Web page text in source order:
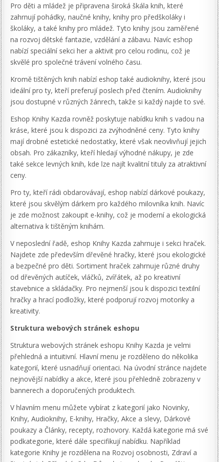
Pro děti a mládež je připravena široká škála knih, které
zahrnují pohádky, naučné knihy, knihy pro předškoláky i
školáky, a také knihy pro mládež. Tyto knihy jsou zaměřené
na rozvoj dětské fantazie, vzdělání a zábavu. Navíc eshop
nabízí speciální sekci her a aktivit pro celou rodinu, což je
skvělé pro společné trávení volného času.
Kromě tištěných knih nabízí eshop také audioknihy, které jsou
ideální pro ty, kteří preferují poslech před čtením. Audioknihy
jsou dostupné v různých žánrech, takže si každý najde to své.
Eshop Knihy Kazda rovněž poskytuje nabídku knih s vadou na
kráse, které jsou k dispozici za zvýhodněné ceny. Tyto knihy
mají drobné estetické nedostatky, které však neovlivňují jejich
obsah. Pro zákazníky, kteří hledají výhodné nákupy, je zde
také sekce levných knih, kde lze najít kvalitní tituly za atraktivní
ceny.
Pro ty, kteří rádi obdarovávají, eshop nabízí dárkové poukazy,
které jsou skvělým dárkem pro každého milovníka knih. Navíc
je zde možnost zakoupit e-knihy, což je moderní a ekologická
alternativa k tištěným knihám.
V neposlední řadě, eshop Knihy Kazda zahrnuje i sekci hraček.
Najdete zde především dřevěné hračky, které jsou ekologické
a bezpečné pro děti. Sortiment hraček zahrnuje různé druhy
od dřevěných autíček, vláčků, zvířátek, až po kreativní
stavebnice a skládačky. Pro nejmenší jsou k dispozici textilní
hračky a hrací podložky, které podporují rozvoj motoriky a
kreativity.
Struktura webových stránek eshopu
Struktura webových stránek eshopu Knihy Kazda je velmi
přehledná a intuitivní. Hlavní menu je rozděleno do několika
kategorií, které usnadňují orientaci. Na úvodní stránce najdete
nejnovější nabídky a akce, které jsou přehledně zobrazeny v
bannerech a doporučených produktech.
V hlavním menu můžete vybírat z kategorií jako Novinky,
Knihy, Audioknihy, E-knihy, Hračky, Akce a slevy, Dárkové
poukazy a Články, recepty, rozhovory. Každá kategorie má své
podkategorie, které dále specifikují nabídku. Například
kategorie Knihy je rozdělena na Rozvoj osobnosti, Zdraví a